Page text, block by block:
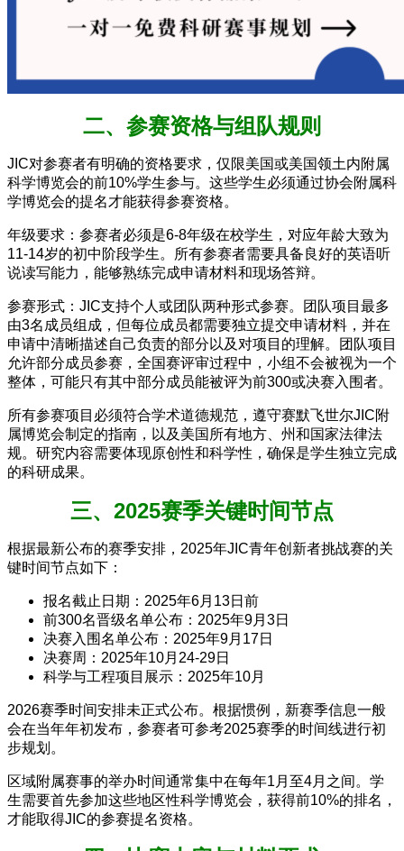
二、参赛资格与组队规则
JIC对参赛者有明确的资格要求，仅限美国或美国领土内附属
科学博览会的前10%学生参与。这些学生必须通过协会附属科
学博览会的提名才能获得参赛资格。
年级要求：参赛者必须是6-8年级在校学生，对应年龄大致为
11-14岁的初中阶段学生。所有参赛者需要具备良好的英语听
说读写能力，能够熟练完成申请材料和现场答辩。
参赛形式：JIC支持个人或团队两种形式参赛。团队项目最多
由3名成员组成，但每位成员都需要独立提交申请材料，并在
申请中清晰描述自己负责的部分以及对项目的理解。团队项目
允许部分成员参赛，全国赛评审过程中，小组不会被视为一个
整体，可能只有其中部分成员能被评为前300或决赛入围者。
所有参赛项目必须符合学术道德规范，遵守赛默飞世尔JIC附
属博览会制定的指南，以及美国所有地方、州和国家法律法
规。研究内容需要体现原创性和科学性，确保是学生独立完成
的科研成果。
三、2025赛季关键时间节点
根据最新公布的赛季安排，2025年JIC青年创新者挑战赛的关
键时间节点如下：
报名截止日期：2025年6月13日前
前300名晋级名单公布：2025年9月3日
决赛入围名单公布：2025年9月17日
决赛周：2025年10月24-29日
科学与工程项目展示：2025年10月
2026赛季时间安排未正式公布。根据惯例，新赛季信息一般
会在当年年初发布，参赛者可参考2025赛季的时间线进行初
步规划。
区域附属赛事的举办时间通常集中在每年1月至4月之间。学
生需要首先参加这些地区性科学博览会，获得前10%的排名，
才能取得JIC的参赛提名资格。